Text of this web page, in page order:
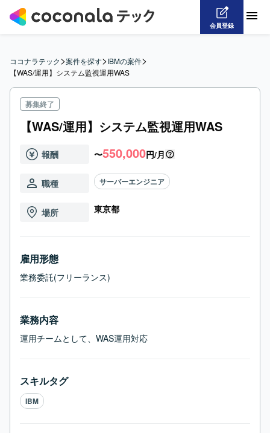
会員登録
ココナラテック>案件を探す>IBMの案件>
【WAS/運用】システム監視運用WAS
募集終了
【WAS/運用】システム監視運用WAS
報酬 〜550,000円/月
職種 サーバーエンジニア
場所 東京都
雇用形態
業務委託(フリーランス)
業務内容
運用チームとして、WAS運用対応
スキルタグ
IBM